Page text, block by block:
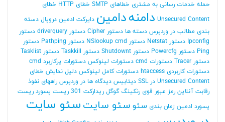
حمله خدمات رسانی به مشتری خطاهای SMTP خطای HTTP
خطای
Unsecured Content دامنهدامین دایرکت ادمین دروپال دسته
بندی مطالب در وردپرس دسته ها دستور Cipher دستور driverquery
دستور
Ipconfig دستور Netstat دستور NSlookup cmd دستور Pathping
دستور
Ping دستور Powercfg دستور Shutdownt دستور Taskkill
دستور Tasklist
دستور Tracer
دستورات cmd دستورات لینوکس دستورات پرکاربرد cmd
دستورات کاربردی htaccess
دستورات کامل لینوکس دلیل نمایش خطای
Unsecured Content در SSL
دیتابیس دیدگاه ها در وردپرس راههای نفوذ
رقابت آنلاین رمز عبور قوی رنکینگ گوگل ریدارکت 301 ریست پسورد ریست
پسورد ادمین زمان بندی سئو سئو سایت سئو سایت